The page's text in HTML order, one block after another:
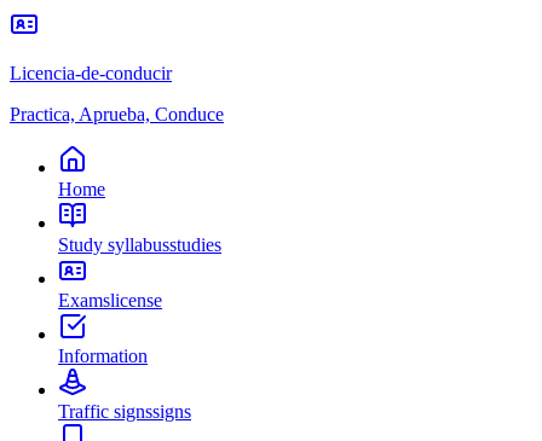
Licencia-de-conducir
Practica, Aprueba, Conduce
Home
Study syllabusstudies
Examslicense
Information
Traffic signssigns